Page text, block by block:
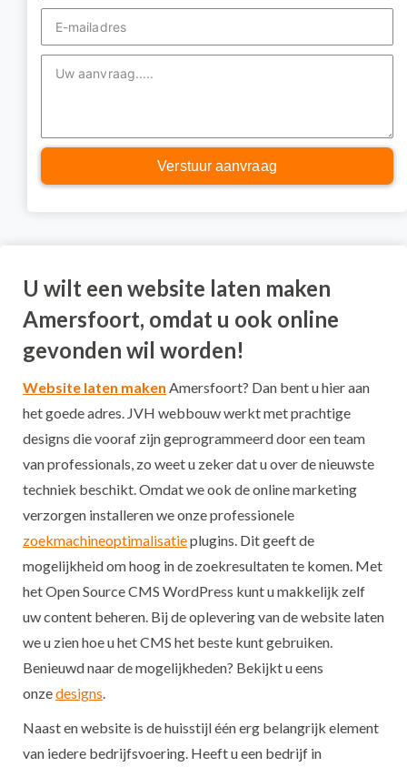
Verstuur aanvraag
U wilt een website laten maken
Amersfoort, omdat u ook online
gevonden wil worden!
Website laten maken Amersfoort? Dan bent u hier aan
het goede adres. JVH webbouw werkt met prachtige
designs die vooraf zijn geprogrammeerd door een team
van professionals, zo weet u zeker dat u over de nieuwste
techniek beschikt. Omdat we ook de online marketing
verzorgen installeren we onze professionele
zoekmachineoptimalisatieplugins. Dit geeft de
mogelijkheid om hoog in de zoekresultaten te komen. Met
het Open Source CMS WordPress kunt u makkelijk zelf
uw content beheren. Bij de oplevering van de website laten
we u zien hoe u het CMS het beste kunt gebruiken.
Benieuwd naar de mogelijkheden? Bekijkt u eens
onzedesigns.
Naast en website is de huisstijl één erg belangrijk element
van iedere bedrijfsvoering. Heeft u een bedrijf in